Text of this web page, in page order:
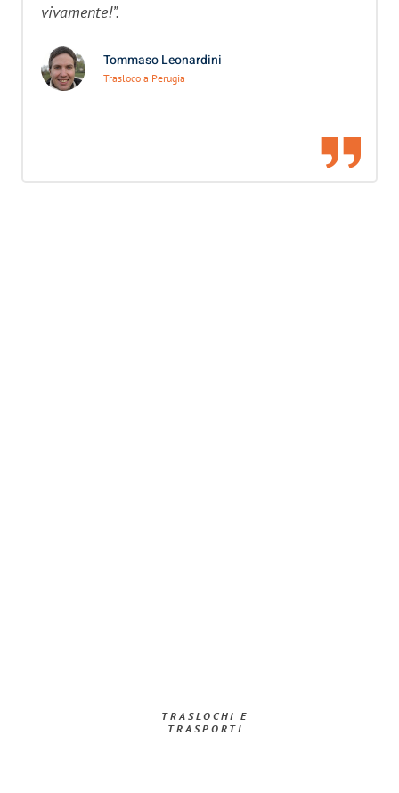
vivamente!”.
Tommaso Leonardini
Trasloco a Perugia
TRASLOCHI E
TRASPORTI​